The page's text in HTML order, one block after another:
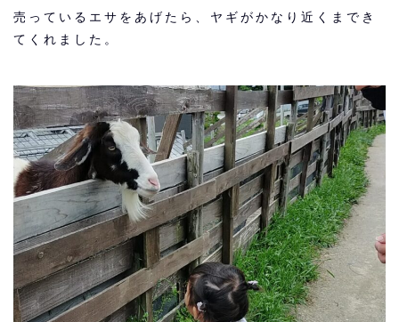
売っているエサをあげたら、ヤギがかなり近くまでき
てくれました。